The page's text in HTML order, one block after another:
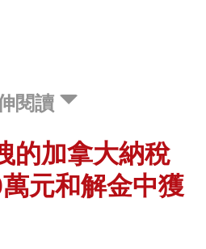
閱讀
的加拿大納稅
元和解金中獲